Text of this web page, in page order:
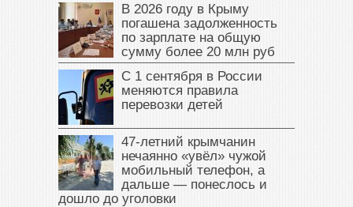
В 2026 году в Крыму
погашена задолженность
по зарплате на общую
сумму более 20 млн руб
С 1 сентября в России
меняются правила
перевозки детей
47‑летний крымчанин
нечаянно «увёл» чужой
мобильный телефон, а
дальше — понеслось и
дошло до уголовки